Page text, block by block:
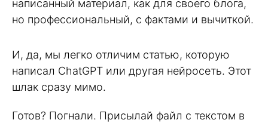
написанный материал, как для своего блога,
но профессиональный, с фактами и вычиткой.
И, да, мы легко отличим статью, которую
написал ChatGPT или другая нейросеть. Этот
шлак сразу мимо.
Готов? Погнали. Присылай файл с текстом в